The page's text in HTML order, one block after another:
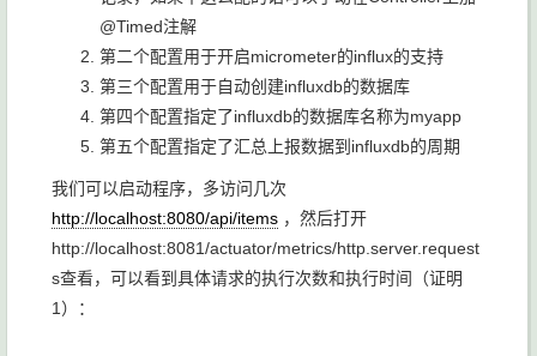
@Timed注解
第二个配置用于开启micrometer的influx的支持
第三个配置用于自动创建influxdb的数据库
第四个配置指定了influxdb的数据库名称为myapp
第五个配置指定了汇总上报数据到influxdb的周期
我们可以启动程序，多访问几次
http://localhost:8080/api/items ，然后打开
http://localhost:8081/actuator/metrics/http.server.request
s查看，可以看到具体请求的执行次数和执行时间（证明
1）：